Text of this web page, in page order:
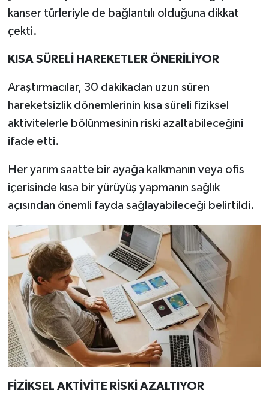
kanser türleriyle de bağlantılı olduğuna dikkat
çekti.
KISA SÜRELİ HAREKETLER ÖNERİLİYOR
Araştırmacılar, 30 dakikadan uzun süren
hareketsizlik dönemlerinin kısa süreli fiziksel
aktivitelerle bölünmesinin riski azaltabileceğini
ifade etti.
Her yarım saatte bir ayağa kalkmanın veya ofis
içerisinde kısa bir yürüyüş yapmanın sağlık
açısından önemli fayda sağlayabileceği belirtildi.
FİZİKSEL AKTİVİTE RİSKİ AZALTIYOR